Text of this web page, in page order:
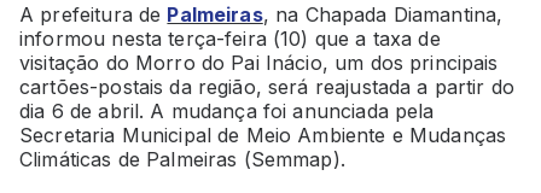
A prefeitura de Palmeiras, na Chapada Diamantina,
informou nesta terça-feira (10) que a taxa de
visitação do Morro do Pai Inácio, um dos principais
cartões-postais da região, será reajustada a partir do
dia 6 de abril. A mudança foi anunciada pela
Secretaria Municipal de Meio Ambiente e Mudanças
Climáticas de Palmeiras (Semmap).